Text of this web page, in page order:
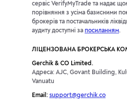
сервіс VerifyMyTrade та надає
порівняння з усіма базисними
брокерів та постачальників
аудиту доступні за посиланням.
ЛІЦЕНЗОВАНА БРОКЕРСЬКА
Gerchik & CO Limited.
Адреса: AJC, Govant Building,
Vanuatu
Email: support@gerchik.co